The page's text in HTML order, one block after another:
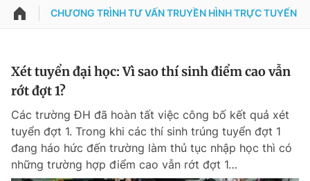
QUẢNG CÁO
Chuyên mục khác
Chào ngày mới Tin 24h
Thông tin tài khoản
Đổi mật khẩu
Tin đã lưu
Tin đã xem
CHƯƠNG TRÌNH TƯ VẤN TRUYỀN HÌNH TRỰC TUYẾN
Xét tuyển đại học: Vì sao thí sinh điểm cao vẫn
rớt đợt 1?
Các trường ĐH đã hoàn tất việc công bố kết quả xét
tuyển đợt 1. Trong khi các thí sinh trúng tuyển đợt 1
đang háo hức đến trường làm thủ tục nhập học thì có
những trường hợp điểm cao vẫn rớt đợt 1…